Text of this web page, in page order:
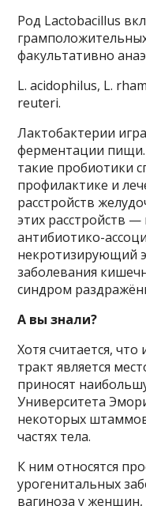
Род Lactobacillus
факультативно
L. acidophilus, L.
reuteri.
Лактобактерии
ферментации пищи.
такие пробиотики
профилактике и
расстройств
этих расстройств
антибиотико-
некротизирующий
заболевания
синдром
А вы знали?
Хотя считается,
тракт является
приносят
Университета
некоторых
частях тела.
К ним относятся
урогенитальных
вагиноза у женщин,